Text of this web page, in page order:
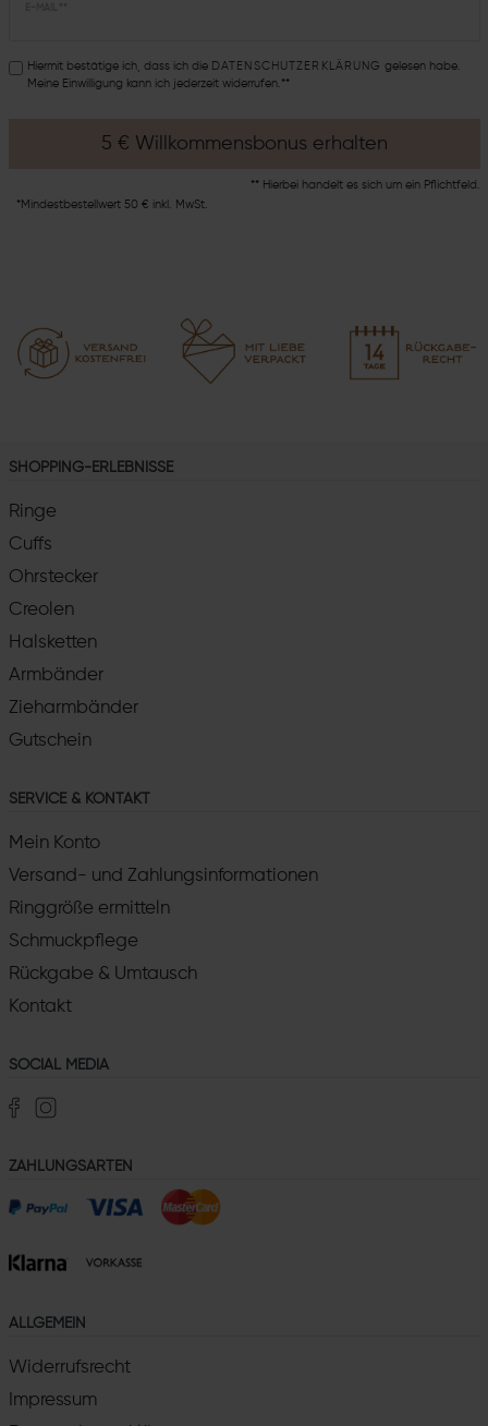
Hiermit bestätige ich, dass ich die DATEN­SCHUTZ­ERKLÄRUNG gelesen habe.
Meine Einwilligung kann ich jederzeit widerrufen.**
5 € Willkommensbonus erhalten
** Hierbei handelt es sich um ein Pflichtfeld.
*Mindestbestellwert 50 € inkl. MwSt.
SHOPPING-ERLEBNISSE
Ringe
Cuffs
Ohrstecker
Creolen
Halsketten
Armbänder
Zieharmbänder
Gutschein
SERVICE & KONTAKT
Mein Konto
Versand- und Zahlungsinformationen
Ringgröße ermitteln
Schmuckpflege
Rückgabe & Umtausch
Kontakt
SOCIAL MEDIA
ZAHLUNGSARTEN
ALLGEMEIN
Widerrufsrecht
Impressum